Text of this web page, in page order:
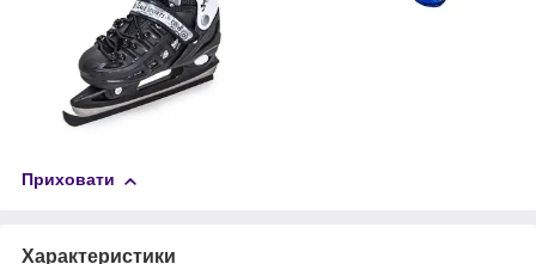
Приховати
Характеристики